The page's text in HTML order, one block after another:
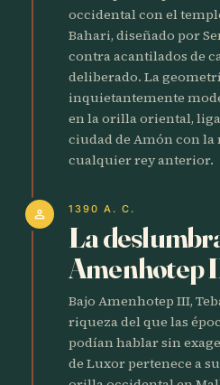
occidental con el
Bahari, diseñado por
contra acantilados de
deliberado. La
inquietantemente
en la orilla oriental,
ciudad de Amón con
cualquier rey anterior.
person 1390 A. C.
La
Amenhotep
Bajo Amenhotep III,
riqueza del que las
podían hablar sin
de Luxor pertenece a